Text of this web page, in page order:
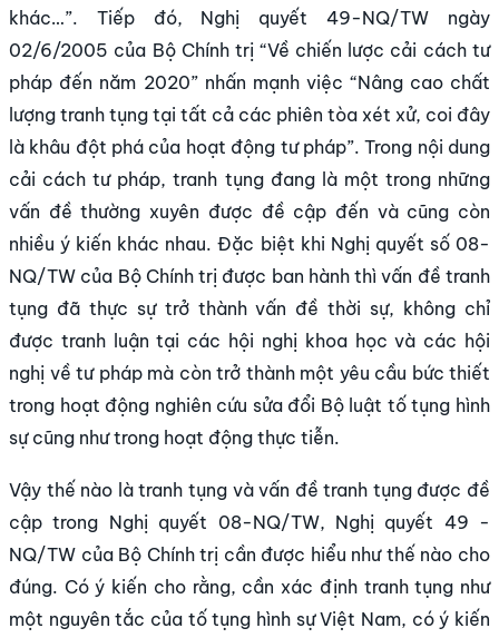
khác…”. Tiếp đó, Nghị quyết 49-NQ/TW ngày
02/6/2005 của Bộ Chính trị “Về chiến lược cải cách tư
pháp đến năm 2020” nhấn mạnh việc “Nâng cao chất
lượng tranh tụng tại tất cả các phiên tòa xét xử, coi đây
là khâu đột phá của hoạt động tư pháp”. Trong nội dung
cải cách tư pháp, tranh tụng đang là một trong những
vấn đề thường xuyên được đề cập đến và cũng còn
nhiều ý kiến khác nhau. Đặc biệt khi Nghị quyết số 08-
NQ/TW của Bộ Chính trị được ban hành thì vấn đề tranh
tụng đã thực sự trở thành vấn đề thời sự, không chỉ
được tranh luận tại các hội nghị khoa học và các hội
nghị về tư pháp mà còn trở thành một yêu cầu bức thiết
trong hoạt động nghiên cứu sửa đổi Bộ luật tố tụng hình
sự cũng như trong hoạt động thực tiễn.
Vậy thế nào là tranh tụng và vấn đề tranh tụng được đề
cập trong Nghị quyết 08-NQ/TW, Nghị quyết 49 -
NQ/TW của Bộ Chính trị cần được hiểu như thế nào cho
đúng. Có ý kiến cho rằng, cần xác định tranh tụng như
một nguyên tắc của tố tụng hình sự Việt Nam, có ý kiến